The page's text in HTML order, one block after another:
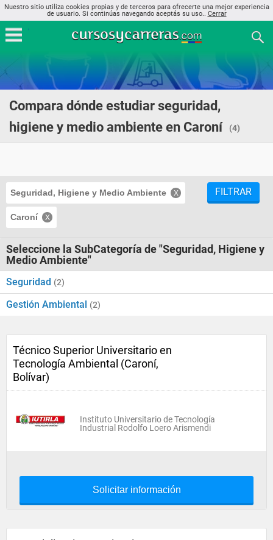
Nuestro sitio utiliza cookies propias y de terceros para ofrecerte una mejor experiencia
de usuario. Si continúas navegando aceptás su uso.. Cerrar
Compara dónde estudiar seguridad,
higiene y medio ambiente en Caroní
(4)
Seguridad, Higiene y Medio Ambiente
Caroní
FILTRAR
Seleccione la SubCategoría de "Seguridad, Higiene y
Medio Ambiente"
Seguridad (2)
Gestión Ambiental (2)
Técnico Superior Universitario en
Tecnología Ambiental (Caroní,
Bolívar)
Instituto Universitario de Tecnología
Industrial Rodolfo Loero Arismendi
Solicitar información